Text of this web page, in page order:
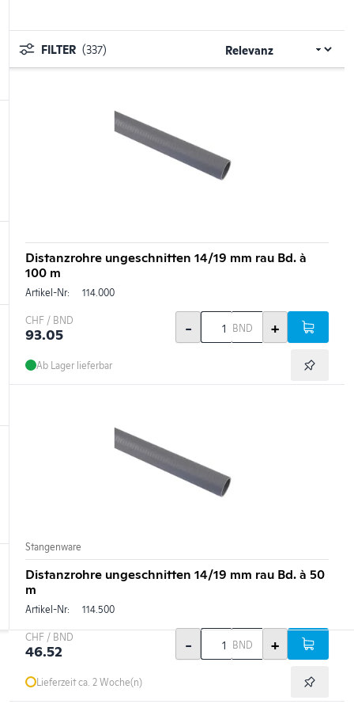
FILTER (337)
Distanzrohre ungeschnitten 14/19 mm rau Bd. à
100 m
Artikel-Nr: 114.000
CHF / BND
93.05 - BND +
Ab Lager lieferbar
Stangenware
Distanzrohre ungeschnitten 14/19 mm rau Bd. à 50
m
Artikel-Nr: 114.500
CHF / BND
46.52 - BND +
Lieferzeit ca. 2 Woche(n)